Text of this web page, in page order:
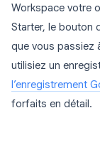
Workspace votre
Starter, le bouton
que vous passiez
utilisiez un
l’enregistrement
forfaits en détail.